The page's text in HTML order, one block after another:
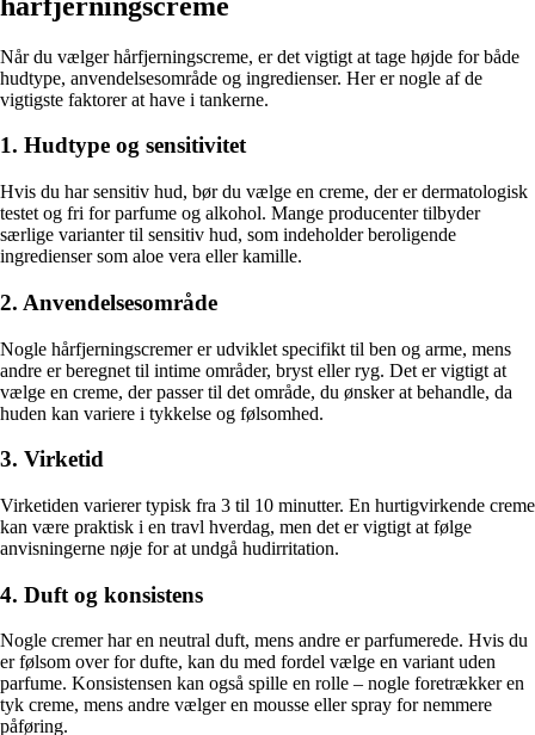
Når du vælger hårfjerningscreme, er det vigtigt at tage højde for både
hudtype, anvendelsesområde og ingredienser. Her er nogle af de
vigtigste faktorer at have i tankerne.
1. Hudtype og sensitivitet
Hvis du har sensitiv hud, bør du vælge en creme, der er dermatologisk
testet og fri for parfume og alkohol. Mange producenter tilbyder
særlige varianter til sensitiv hud, som indeholder beroligende
ingredienser som aloe vera eller kamille.
2. Anvendelsesområde
Nogle hårfjerningscremer er udviklet specifikt til ben og arme, mens
andre er beregnet til intime områder, bryst eller ryg. Det er vigtigt at
vælge en creme, der passer til det område, du ønsker at behandle, da
huden kan variere i tykkelse og følsomhed.
3. Virketid
Virketiden varierer typisk fra 3 til 10 minutter. En hurtigvirkende creme
kan være praktisk i en travl hverdag, men det er vigtigt at følge
anvisningerne nøje for at undgå hudirritation.
4. Duft og konsistens
Nogle cremer har en neutral duft, mens andre er parfumerede. Hvis du
er følsom over for dufte, kan du med fordel vælge en variant uden
parfume. Konsistensen kan også spille en rolle – nogle foretrækker en
tyk creme, mens andre vælger en mousse eller spray for nemmere
påføring.